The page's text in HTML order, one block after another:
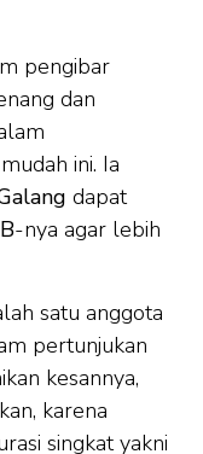
pengibar
dan
ini. Ia
dapat
-nya agar lebih
satu anggota
pertunjukan
kesannya,
karena
singkat yakni